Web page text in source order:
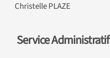
Christelle PLAZE
Service Administratif